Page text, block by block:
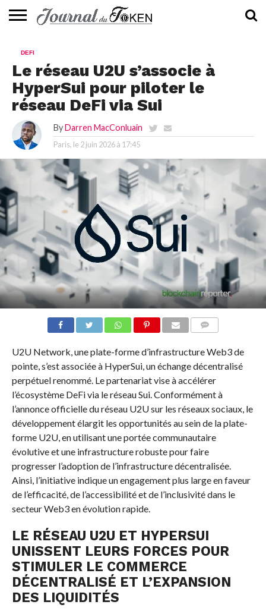
📰
EVALUATION
GUIDE
TENDANCES
À
CONTACTEZ-
DEFI
Le réseau U2U s’associe à
HyperSui pour piloter le
réseau DeFi via Sui
By Darren MacConluain
Paris, le 2 juin 2026 à 17:45
U2U Network, une plate-forme d’infrastructure Web3 de
pointe, s’est associée à HyperSui, un échange décentralisé
perpétuel renommé. Le partenariat vise à accélérer
l’écosystème DeFi via le réseau Sui. Conformément à
l’annonce officielle du réseau U2U sur les réseaux sociaux, le
développement élargit les opportunités au sein de la plate-
forme U2U, en utilisant une portée communautaire
évolutive et une infrastructure robuste pour faire
progresser l’adoption de l’infrastructure décentralisée.
Ainsi, l’initiative indique un engagement plus large en faveur
de l’efficacité, de l’accessibilité et de l’inclusivité dans le
secteur Web3 en évolution rapide.
LE RÉSEAU U2U ET HYPERSUI
UNISSENT LEURS FORCES POUR
STIMULER LE COMMERCE
DÉCENTRALISÉ ET L’EXPANSION
DES LIQUIDITÉS